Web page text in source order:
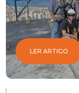
LER ARTIGO